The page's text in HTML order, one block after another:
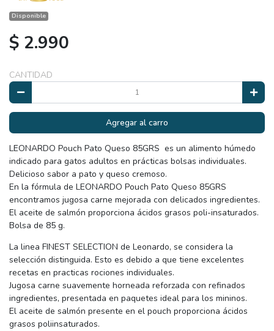
Disponible
$ 2.990
CANTIDAD
Agregar al carro
LEONARDO Pouch Pato Queso 85GRS es un alimento húmedo
indicado para gatos adultos en prácticas bolsas individuales.
Delicioso sabor a pato y queso cremoso.
En la fórmula de LEONARDO Pouch Pato Queso 85GRS
encontramos jugosa carne mejorada con delicados ingredientes.
El aceite de salmón proporciona ácidos grasos poli-insaturados.
Bolsa de 85 g.
La linea FINEST SELECTION de Leonardo, se considera la
selección distinguida. Esto es debido a que tiene excelentes
recetas en practicas rociones individuales.
Jugosa carne suavemente horneada reforzada con refinados
ingredientes, presentada en paquetes ideal para los mininos.
El aceite de salmón presente en el pouch proporciona ácidos
grasos poliinsaturados.